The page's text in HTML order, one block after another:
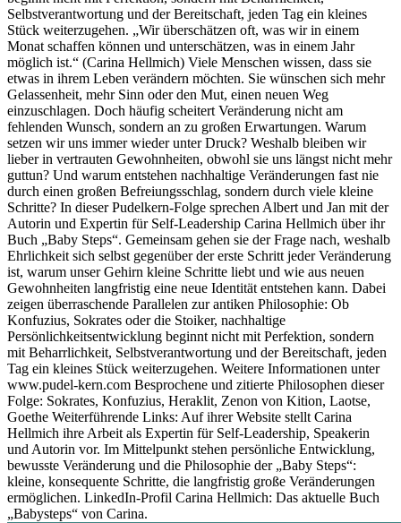
Selbstverantwortung und der Bereitschaft, jeden Tag ein kleines
Stück weiterzugehen. „Wir überschätzen oft, was wir in einem
Monat schaffen können und unterschätzen, was in einem Jahr
möglich ist.“ (Carina Hellmich) Viele Menschen wissen, dass sie
etwas in ihrem Leben verändern möchten. Sie wünschen sich mehr
Gelassenheit, mehr Sinn oder den Mut, einen neuen Weg
einzuschlagen. Doch häufig scheitert Veränderung nicht am
fehlenden Wunsch, sondern an zu großen Erwartungen. Warum
setzen wir uns immer wieder unter Druck? Weshalb bleiben wir
lieber in vertrauten Gewohnheiten, obwohl sie uns längst nicht mehr
guttun? Und warum entstehen nachhaltige Veränderungen fast nie
durch einen großen Befreiungsschlag, sondern durch viele kleine
Schritte? In dieser Pudelkern-Folge sprechen Albert und Jan mit der
Autorin und Expertin für Self-Leadership Carina Hellmich über ihr
Buch „Baby Steps“. Gemeinsam gehen sie der Frage nach, weshalb
Ehrlichkeit sich selbst gegenüber der erste Schritt jeder Veränderung
ist, warum unser Gehirn kleine Schritte liebt und wie aus neuen
Gewohnheiten langfristig eine neue Identität entstehen kann. Dabei
zeigen überraschende Parallelen zur antiken Philosophie: Ob
Konfuzius, Sokrates oder die Stoiker, nachhaltige
Persönlichkeitsentwicklung beginnt nicht mit Perfektion, sondern
mit Beharrlichkeit, Selbstverantwortung und der Bereitschaft, jeden
Tag ein kleines Stück weiterzugehen. Weitere Informationen unter
www.pudel-kern.com Besprochene und zitierte Philosophen dieser
Folge: Sokrates, Konfuzius, Heraklit, Zenon von Kition, Laotse,
Goethe Weiterführende Links: Auf ihrer Website stellt Carina
Hellmich ihre Arbeit als Expertin für Self-Leadership, Speakerin
und Autorin vor. Im Mittelpunkt stehen persönliche Entwicklung,
bewusste Veränderung und die Philosophie der „Baby Steps“:
kleine, konsequente Schritte, die langfristig große Veränderungen
ermöglichen. LinkedIn-Profil Carina Hellmich: Das aktuelle Buch
„Babysteps“ von Carina.